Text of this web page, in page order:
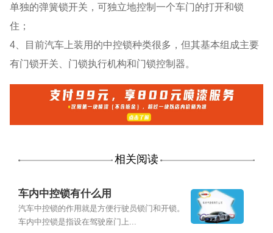
单独的弹簧锁开关，可独立地控制一个车门的打开和锁
住；
4、目前汽车上装用的中控锁种类很多，但其基本组成主要
有门锁开关、门锁执行机构和门锁控制器。
相关阅读
车内中控锁有什么用
汽车中控锁的作用就是方便行驶员锁门和开锁。
车内中控锁是指设在驾驶座门上...